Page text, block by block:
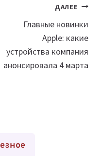
ДАЛЕЕ
Главные новинки
Apple: какие
устройства компания
анонсировала 4 марта